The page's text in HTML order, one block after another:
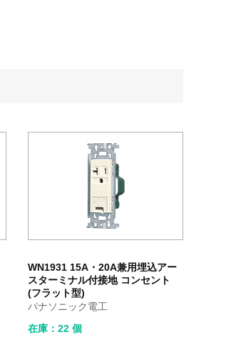
WN1931 15A・20A兼用埋込アー
スターミナル付接地 コンセント
(フラット型)
パナソニック電工
在庫：22 個